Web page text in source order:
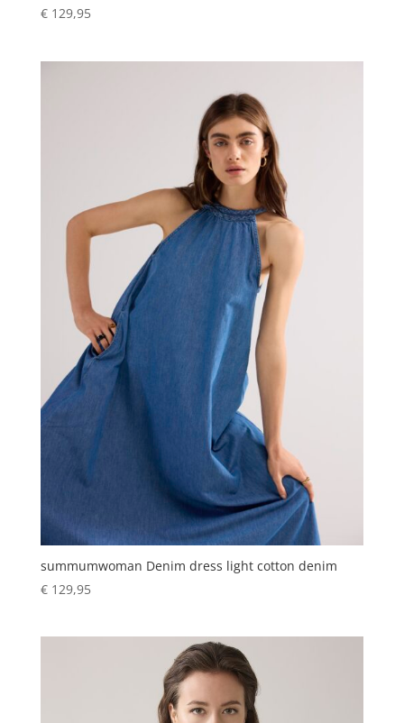
€129,95
summumwoman Denim dress light cotton denim
€129,95